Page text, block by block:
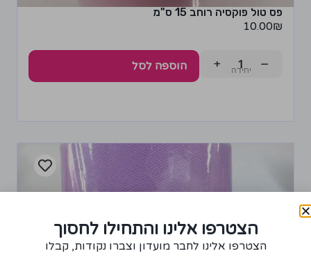
פס טול פוקסיה רוחב 15 ס"מ
10.00₪
−
+ הוספה לסל
הצטרפו אלינו והתחילו לחסוך
הצטרפו אלינו לחבר מועדון וצברו נקודות, קבלו